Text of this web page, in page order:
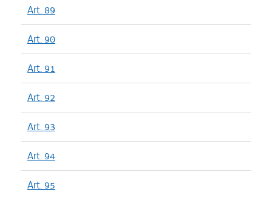
Art. 89
Art. 90
Art. 91
Art. 92
Art. 93
Art. 94
Art. 95